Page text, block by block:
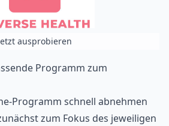
ausprobieren
Programm zum
Programm schnell abnehmen
zum Fokus des jeweiligen